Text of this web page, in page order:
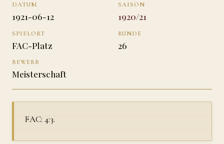
DATUM
1921-06-12
SAISON
1920/21
SPIELORT
FAC-Platz
RUNDE
26
BEWERB
Meisterschaft
FAC: 4:3.